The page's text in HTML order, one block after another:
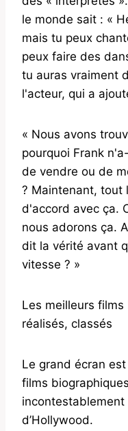
le monde sait : «
mais tu peux
peux faire des
tu auras vraiment
l'acteur, qui a
« Nous avons
pourquoi Frank
de vendre ou de
? Maintenant, tout
d'accord avec ça.
nous adorons ça.
dit la vérité avant
vitesse ? »
Les meilleurs
réalisés, classés
Le grand écran
films
d’Hollywood.